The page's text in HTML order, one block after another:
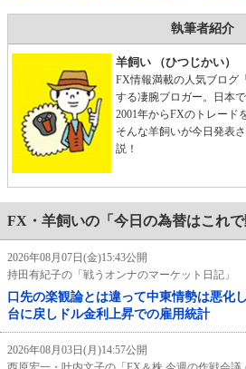
執筆者紹介
羊飼い （ひつじかい）
FX情報満載の人気ブログ
する凄腕ブロガー。日本
2001年からFXのトレード
そんな羊飼いが今日発表
説！
FX・羊飼いの「今日の為替はこれ
2026年08月07日(金)15:43公開
持田有紀子の「戦うオンナのマーケット日記」
口先の楽観論とは違って中東情勢は悪化
台に戻しドル金利上昇での雇用統計
2026年08月03日(月)14:57公開